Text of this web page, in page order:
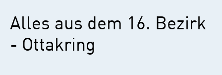
Alles aus dem 16. Bezirk
- Ottakring